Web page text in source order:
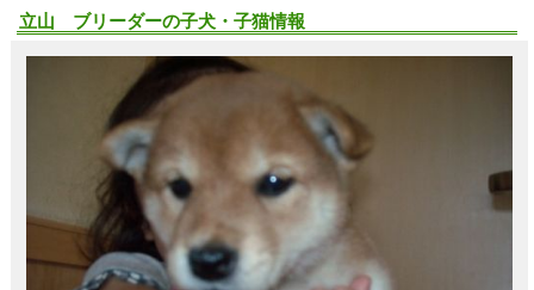
立山 ブリーダーの子犬・子猫情報